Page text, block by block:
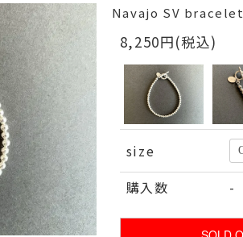
Navajo SV bracelet
8,250円(税込)
size
購入数
-